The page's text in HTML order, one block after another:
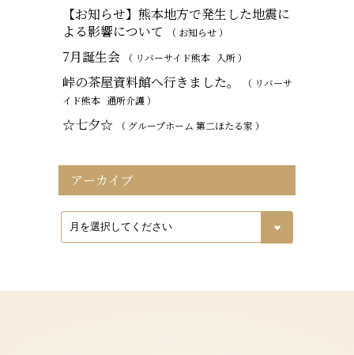
【お知らせ】熊本地方で発生した地震に
よる影響について
（ お知らせ ）
7月誕生会 （ リバーサイド熊本 入所）
峠の茶屋資料館へ行きました。
（ リバーサ
イド熊本 通所介護）
☆七夕☆ （ グループホーム 第二ほたる家 ）
アーカイブ